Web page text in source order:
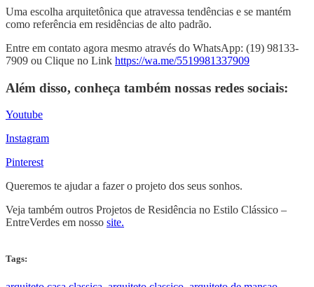
Uma escolha arquitetônica que atravessa tendências e se mantém
como referência em residências de alto padrão.
Entre em contato agora mesmo através do WhatsApp: (19) 98133-
7909 ou Clique no Link https://wa.me/5519981337909
Além disso, conheça também nossas redes sociais:
Youtube
Instagram
Pinterest
Queremos te ajudar a fazer o projeto dos seus sonhos.
Veja também outros Projetos de Residência no Estilo Clássico –
EntreVerdes em nosso site.
Tags: